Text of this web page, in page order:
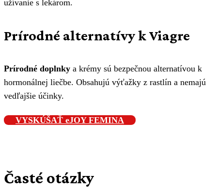
užívanie s lekárom.
Prírodné alternatívy k Viagre
Prírodné doplnky a krémy sú bezpečnou alternatívou k
hormonálnej liečbe. Obsahujú výťažky z rastlín a nemajú
vedľajšie účinky.
VYSKÚŠAŤ eJOY FEMINA
Časté otázky